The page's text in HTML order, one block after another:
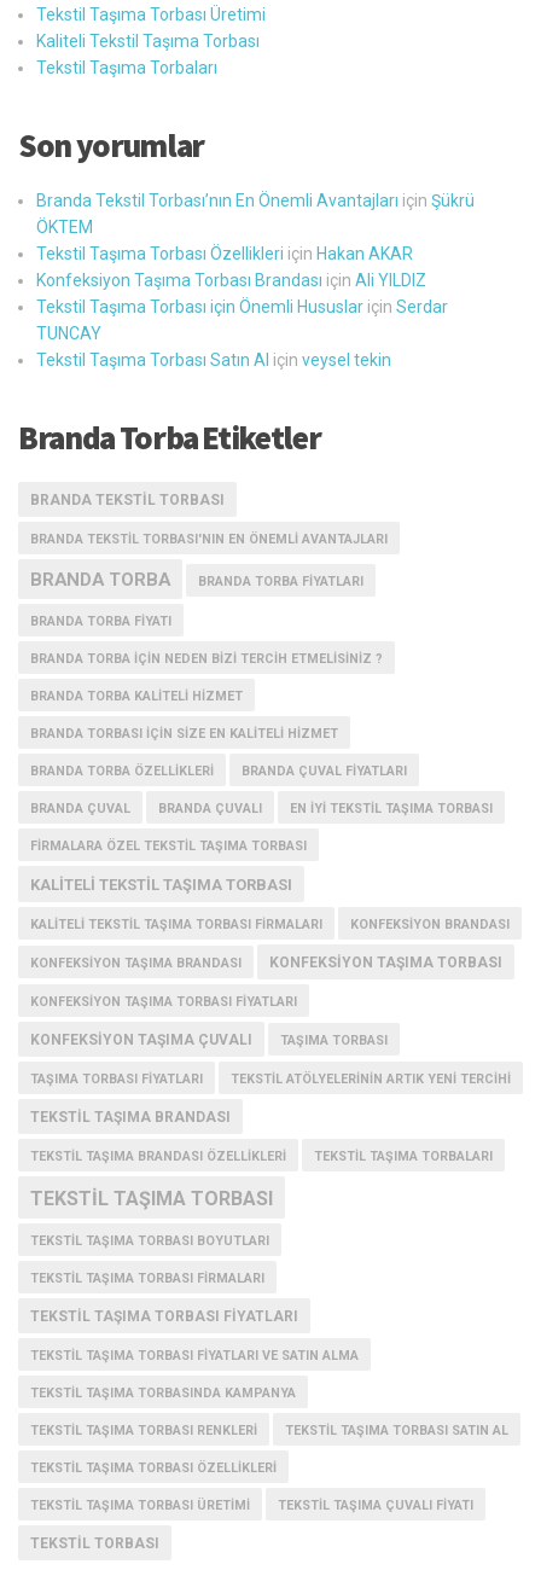
Tekstil Taşıma Torbası Üretimi
Kaliteli Tekstil Taşıma Torbası
Tekstil Taşıma Torbaları
Son yorumlar
Branda Tekstil Torbası’nın En Önemli Avantajları için Şükrü
ÖKTEM
Tekstil Taşıma Torbası Özellikleri için Hakan AKAR
Konfeksiyon Taşıma Torbası Brandası için Ali YILDIZ
Tekstil Taşıma Torbası için Önemli Hususlar için Serdar
TUNCAY
Tekstil Taşıma Torbası Satın Al için veysel tekin
Branda Torba Etiketler
BRANDA TEKSTIL TORBASI
BRANDA TEKSTIL TORBASI'NIN EN ÖNEMLI AVANTAJLARI
BRANDA TORBA BRANDA TORBA FIYATLARI
BRANDA TORBA FIYATI
BRANDA TORBA IÇIN NEDEN BIZI TERCIH ETMELISINIZ ?
BRANDA TORBA KALITELI HIZMET
BRANDA TORBASI IÇIN SIZE EN KALITELI HIZMET
BRANDA TORBA ÖZELLIKLERI BRANDA ÇUVAL FIYATLARI
BRANDA ÇUVAL BRANDA ÇUVALI EN IYI TEKSTIL TAŞIMA TORBASI
FIRMALARA ÖZEL TEKSTIL TAŞIMA TORBASI
KALITELI TEKSTIL TAŞIMA TORBASI
KALITELI TEKSTIL TAŞIMA TORBASI FIRMALARI KONFEKSIYON BRANDASI
KONFEKSIYON TAŞIMA BRANDASI KONFEKSIYON TAŞIMA TORBASI
KONFEKSIYON TAŞIMA TORBASI FIYATLARI
KONFEKSIYON TAŞIMA ÇUVALI TAŞIMA TORBASI
TAŞIMA TORBASI FIYATLARI TEKSTIL ATÖLYELERININ ARTIK YENI TERCIHI
TEKSTIL TAŞIMA BRANDASI
TEKSTIL TAŞIMA BRANDASI ÖZELLIKLERI TEKSTIL TAŞIMA TORBALARI
TEKSTIL TAŞIMA TORBASI
TEKSTIL TAŞIMA TORBASI BOYUTLARI
TEKSTIL TAŞIMA TORBASI FIRMALARI
TEKSTIL TAŞIMA TORBASI FIYATLARI
TEKSTIL TAŞIMA TORBASI FIYATLARI VE SATIN ALMA
TEKSTIL TAŞIMA TORBASINDA KAMPANYA
TEKSTIL TAŞIMA TORBASI RENKLERI TEKSTIL TAŞIMA TORBASI SATIN AL
TEKSTIL TAŞIMA TORBASI ÖZELLIKLERI
TEKSTIL TAŞIMA TORBASI ÜRETIMI TEKSTIL TAŞIMA ÇUVALI FIYATI
TEKSTIL TORBASI